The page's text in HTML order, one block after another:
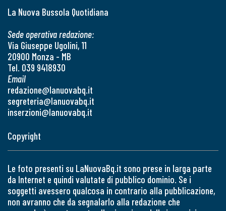
La Nuova Bussola Quotidiana
Sede operativa redazione:
Via Giuseppe Ugolini, 11
20900 Monza - MB
Tel. 039 9418930
Email
redazione@lanuovabq.it
segreteria@lanuovabq.it
inserzioni@lanuovabq.it
Copyright
Le foto presenti su LaNuovaBq.it sono prese in larga parte
da Internet e quindi valutate di pubblico dominio. Se i
soggetti avessero qualcosa in contrario alla pubblicazione,
non avranno che da segnalarlo alla redazione che